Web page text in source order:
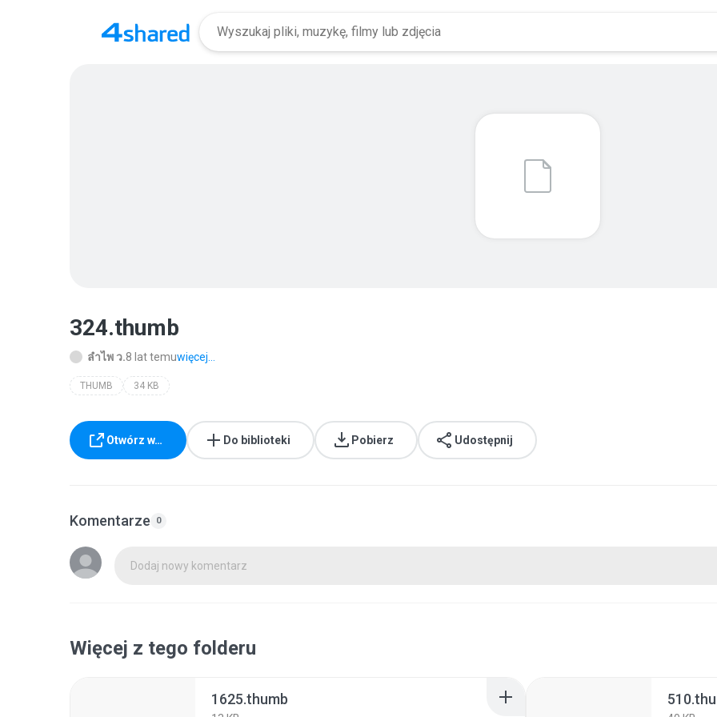
324.thumb
ลําไพ ว.8 lat temuwięcej...
THUMB 34 KB
Otwórz w… Do biblioteki Pobierz Udostępnij
Komentarze 0
Dodaj nowy komentarz
Więcej z tego folderu
1625.thumb